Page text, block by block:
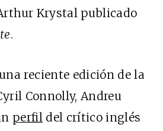
Krystal publicado
.
reciente edición de la
Connolly, Andreu
perfildel crítico inglés